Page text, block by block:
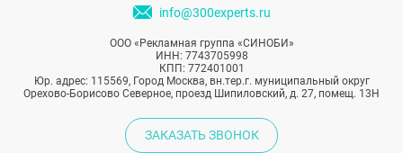
info@300experts.ru
ООО «Рекламная группа «СИНОБИ»
ИНН: 7743705998
КПП: 772401001
Юр. адрес: 115569, Город Москва, вн.тер.г. муниципальный округ
Орехово-Борисово Северное, проезд Шипиловский, д. 27, помещ. 13Н
ЗАКАЗАТЬ ЗВОНОК